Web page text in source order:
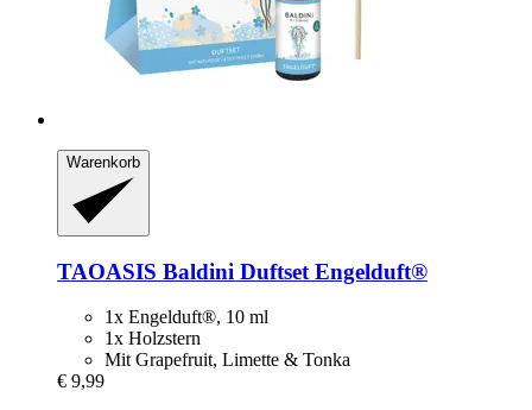
Warenkorb
TAOASIS Baldini Duftset Engelduft®
1x Engelduft®, 10 ml
1x Holzstern
Mit Grapefruit, Limette & Tonka
€ 9,99